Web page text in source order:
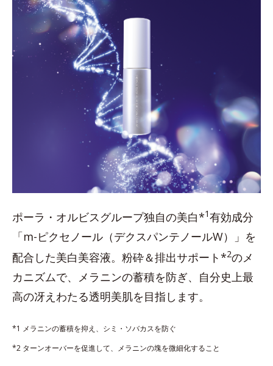
ポーラ・オルビスグループ独自の美白*1有効成分
「m-ピクセノール（デクスパンテノールW）」を
配合した美白美容液。粉砕＆排出サポート*2のメ
カニズムで、メラニンの蓄積を防ぎ、自分史上最
高の冴えわたる透明美肌を目指します。
*1 メラニンの蓄積を抑え、シミ・ソバカスを防ぐ
*2 ターンオーバーを促進して、メラニンの塊を微細化すること